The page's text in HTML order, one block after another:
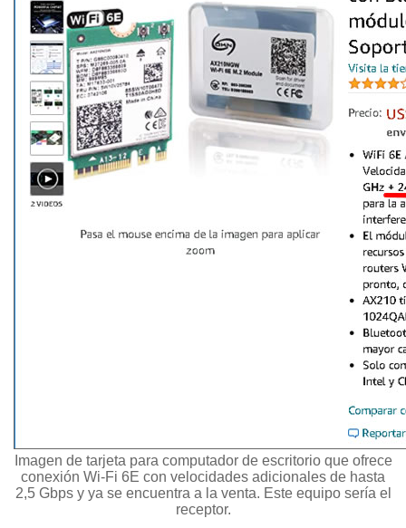
Imagen de tarjeta para computador de escritorio que ofrece
conexión Wi-Fi 6E con velocidades adicionales de hasta
2,5 Gbps y ya se encuentra a la venta. Este equipo sería el
receptor.